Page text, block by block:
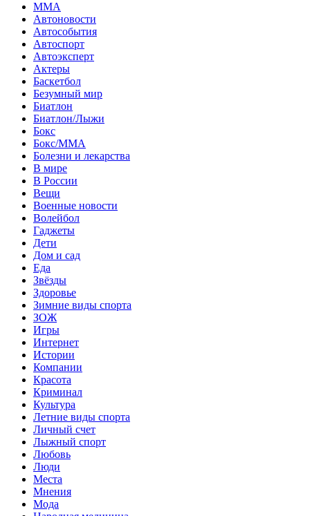
MMA
Автоновости
Автособытия
Автоспорт
Автоэксперт
Актеры
Баскетбол
Безумный мир
Биатлон
Биатлон/Лыжи
Бокс
Бокс/MMA
Болезни и лекарства
В мире
В России
Вещи
Военные новости
Волейбол
Гаджеты
Дети
Дом и сад
Еда
Звёзды
Здоровье
Зимние виды спорта
ЗОЖ
Игры
Интернет
Истории
Компании
Красота
Криминал
Культура
Летние виды спорта
Личный счет
Лыжный спорт
Любовь
Люди
Места
Мнения
Мода